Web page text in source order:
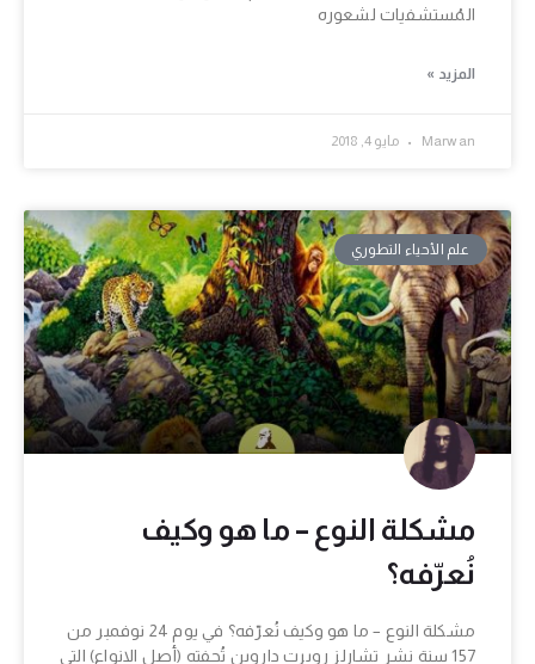
المُستشفيات لشعوره
المزيد »
Marwan مايو 4, 2018
علم الأحياء التطوري
مشكلة النوع – ما هو وكيف
نُعرّفه؟
مشكلة النوع – ما هو وكيف نُعرّفه؟ في يوم 24 نوفمبر من
157 سنة نشر تشارلز روبرت داروين تُحفته (أصل الانواع) التي